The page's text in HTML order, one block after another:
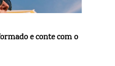
e conte com o